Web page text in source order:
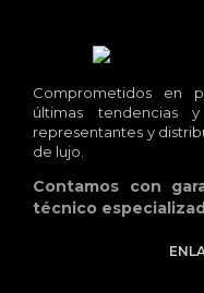
Comprometidos en
últimas tendencias
representantes y
de lujo.
Contamos con
técnico